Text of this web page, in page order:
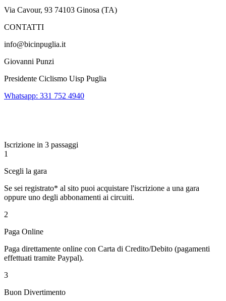
Via Cavour, 93 74103 Ginosa (TA)
CONTATTI
info@bicinpuglia.it
Giovanni Punzi
Presidente Ciclismo Uisp Puglia
Whatsapp: 331 752 4940
Iscrizione in 3 passaggi
1
Scegli la gara
Se sei registrato* al sito puoi acquistare l'iscrizione a una gara
oppure uno degli abbonamenti ai circuiti.
2
Paga Online
Paga direttamente online con Carta di Credito/Debito (pagamenti
effettuati tramite Paypal).
3
Buon Divertimento